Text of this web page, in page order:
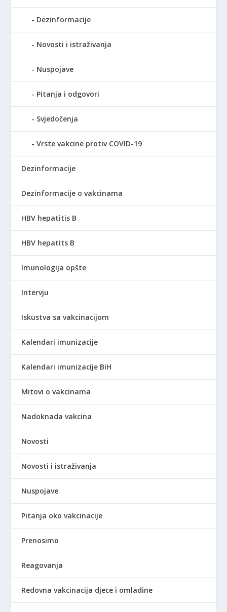
Dezinformacije
Novosti i istraživanja
Nuspojave
Pitanja i odgovori
Svjedočenja
Vrste vakcine protiv COVID-19
Dezinformacije
Dezinformacije o vakcinama
HBV hepatitis B
HBV hepatits B
Imunologija opšte
Intervju
Iskustva sa vakcinacijom
Kalendari imunizacije
Kalendari imunizacije BiH
Mitovi o vakcinama
Nadoknada vakcina
Novosti
Novosti i istraživanja
Nuspojave
Pitanja oko vakcinacije
Prenosimo
Reagovanja
Redovna vakcinacija djece i omladine